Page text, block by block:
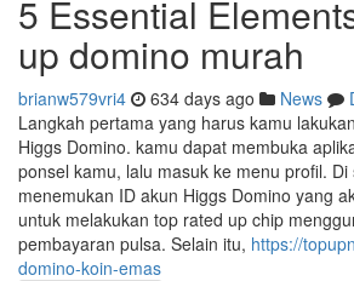
5 Essential
up domino murah
brianw579vri4 634 days ago News
Langkah pertama yang harus kamu
Higgs Domino. kamu dapat membuka
ponsel kamu, lalu masuk ke menu profil.
menemukan ID akun Higgs Domino yang
untuk melakukan top rated up chip
pembayaran pulsa. Selain itu, https://
domino-koin-emas